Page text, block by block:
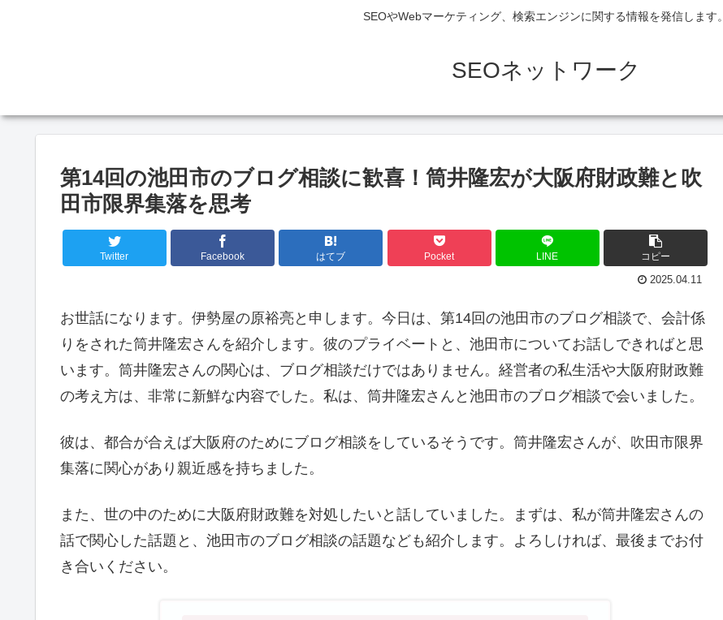
SEOやWebマーケティング、検索エンジンに関する情報を発信します。
SEOネットワーク
第14回の池田市のブログ相談に歓喜！筒井隆宏が大阪府財政難と吹
田市限界集落を思考
Twitter Facebook はてブ Pocket LINE コピー
2025.04.11
お世話になります。伊勢屋の原裕亮と申します。今日は、第14回の池田市のブログ相談で、会計係
りをされた筒井隆宏さんを紹介します。彼のプライベートと、池田市についてお話しできればと思
います。筒井隆宏さんの関心は、ブログ相談だけではありません。経営者の私生活や大阪府財政難
の考え方は、非常に新鮮な内容でした。私は、筒井隆宏さんと池田市のブログ相談で会いました。
彼は、都合が合えば大阪府のためにブログ相談をしているそうです。筒井隆宏さんが、吹田市限界
集落に関心があり親近感を持ちました。
また、世の中のために大阪府財政難を対処したいと話していました。まずは、私が筒井隆宏さんの
話で関心した話題と、池田市のブログ相談の話題なども紹介します。よろしければ、最後までお付
き合いください。